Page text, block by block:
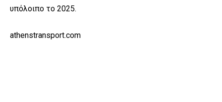
υπόλοιπο το 2025.
athenstransport.com